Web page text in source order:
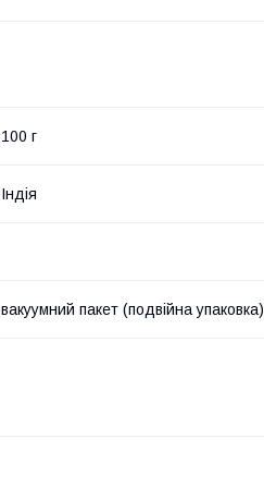
100 г
Індія
вакуумний пакет (подвійна упаковка)